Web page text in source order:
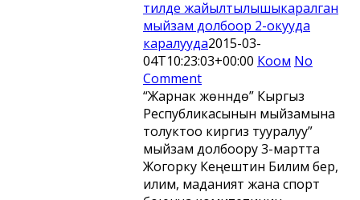
тилде жайылтылышыкаралган
мыйзам долбоор 2-окууда
каралууда2015-03-
04T10:23:03+00:00 Коом No
Comment
“Жарнак жөнүндө” Кыргыз
Республикасынын мыйзамына
толуктоо киргизүү тууралуу”
мыйзам долбоору 3-мартта
Жогорку Кеңештин Билим берүү,
илим, маданият жана спорт